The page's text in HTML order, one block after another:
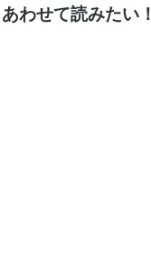
あわせて読みたい！